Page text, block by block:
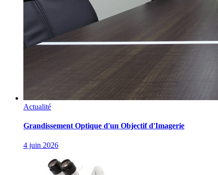
Actualité
Grandissement Optique d'un Objectif d'Imagerie
4 juin 2026